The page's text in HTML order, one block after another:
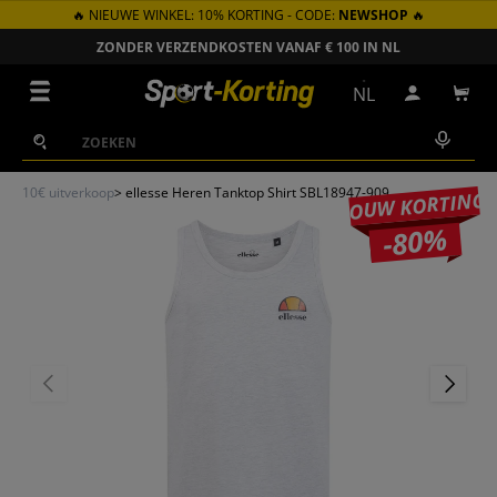
GA NAAR INHOUD
🔥 NIEUWE WINKEL: 10% KORTING - CODE: NEWSHOP 🔥
ZONDER VERZENDKOSTEN VANAF € 100 IN NL
Zoeken
Zoeken
NL Inloggen
10€ uitverkoop> ellesse Heren Tanktop Shirt SBL18947-909JOUW KORTING
-80%
VORIGE